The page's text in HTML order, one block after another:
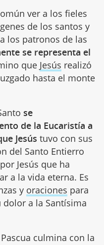
ver a los fieles
de los santos y
los patronos de las
se representa el
que Jesús realizó
hasta el monte
se
de la Eucaristía a
Jesús tuvo con sus
del Santo Entierro
Jesús que ha
a la vida eterna. Es
y oraciones para
a la Santísima
culmina con la